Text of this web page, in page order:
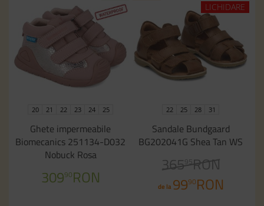
20 21 22 23 24 25
Ghete impermeabile
Biomecanics 251134-D032
Nobuck Rosa
30990RON
LICHIDARE
22 25 28 31
Sandale Bundgaard
BG202041G Shea Tan WS
365 95RON
de la 9990RON